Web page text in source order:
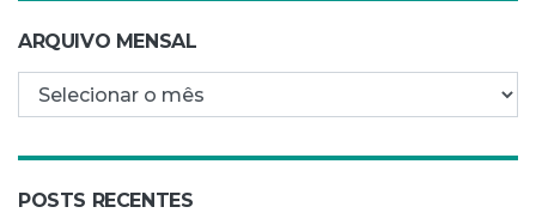
ARQUIVO MENSAL
Arquivo mensal
POSTS RECENTES